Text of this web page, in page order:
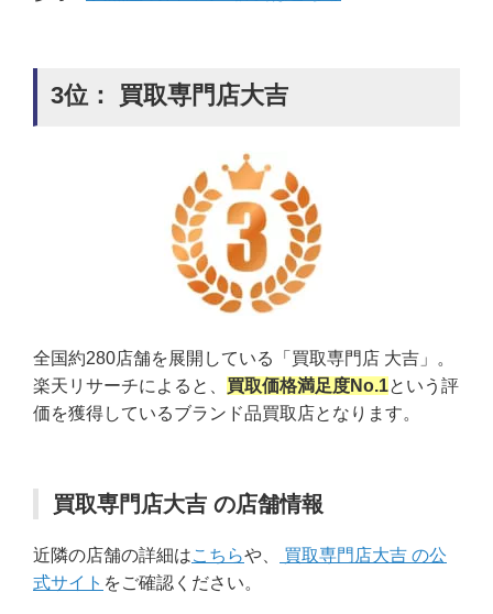
3位： 買取専門店大吉
全国約280店舗を展開している「買取専門店 大吉」。
楽天リサーチによると、 買取価格満足度No.1という評
価を獲得しているブランド品買取店となります。
買取専門店大吉 の店舗情報
近隣の店舗の詳細はこちらや、
買取専門店大吉 の公
式サイト をご確認ください。